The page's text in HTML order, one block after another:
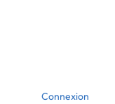
Connexion